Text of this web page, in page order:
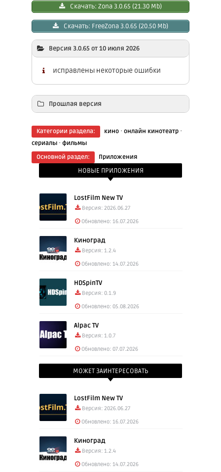
Скачать: Zona 3.0.65 (21.30 Mb)
Скачать: FreeZona 3.0.65 (20.50 Mb)
Версия 3.0.65 от 10 июля 2026
исправлены некоторые ошибки
Прошлая версия
Скачать: Zona 3.0.64 (20.90 Mb)
Скачать: FreeZona 3.0.64 (20.10 Mb)
Категории раздела: кино · онлайн кинотеатр ·
сериалы · фильмы
Основной раздел:
Приложения
НОВЫЕ ПРИЛОЖЕНИЯ
LostFilm New TV
Версия: 2026.06.27
Обновлено: 16.07.2026
Киноград
Версия: 1.2.4
Обновлено: 14.07.2026
HDSpinTV
Версия: 0.1.9
Обновлено: 05.08.2026
Alpac TV
Версия: 1.0.7
Обновлено: 07.07.2026
МОЖЕТ ЗАИНТЕРЕСОВАТЬ
LostFilm New TV
Версия: 2026.06.27
Обновлено: 16.07.2026
Киноград
Версия: 1.2.4
Обновлено: 14.07.2026